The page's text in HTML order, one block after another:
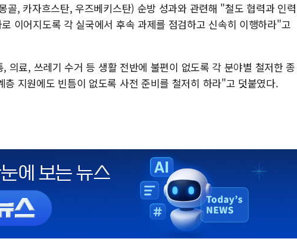
골, 카자흐스탄, 우즈베키스탄) 순방 성과와 관련해 "철도 협력과 인력
이어지도록 각 실국에서 후속 과제를 점검하고 신속히 이행하라"고
의료, 쓰레기 수거 등 생활 전반에 불편이 없도록 각 분야별 철저한 종
지원에도 빈틈이 없도록 사전 준비를 철저히 하라"고 덧붙였다.